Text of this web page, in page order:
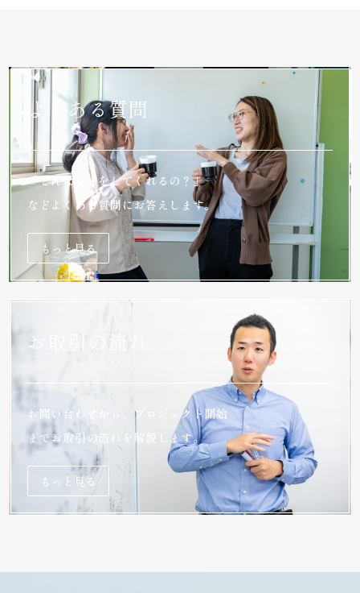
よくある質問
「どんな支援をしてくれるの？」
などよくある質問にお答えします。
もっと見る
お取引の流れ
お問い合わせから、プロジェクト開始
までお取引の流れを解説します。
もっと見る